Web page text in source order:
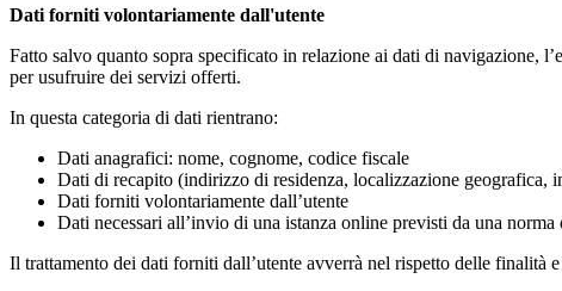
Dati forniti volontariamente dall'utente
Fatto salvo quanto sopra specificato in relazione ai dati di navigazione,
per usufruire dei servizi offerti.
In questa categoria di dati rientrano:
Dati anagrafici: nome, cognome, codice fiscale
Dati di recapito (indirizzo di residenza, localizzazione geografica,
Dati forniti volontariamente dall’utente
Dati necessari all’invio di una istanza online previsti da una norma
Il trattamento dei dati forniti dall’utente avverrà nel rispetto delle finalità